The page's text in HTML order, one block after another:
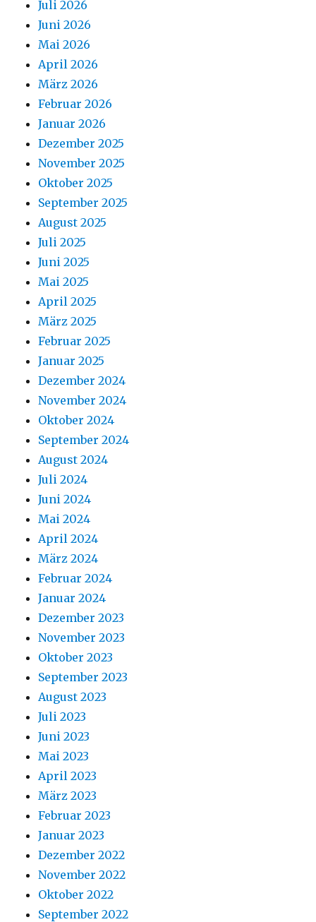
Juli 2026
Juni 2026
Mai 2026
April 2026
März 2026
Februar 2026
Januar 2026
Dezember 2025
November 2025
Oktober 2025
September 2025
August 2025
Juli 2025
Juni 2025
Mai 2025
April 2025
März 2025
Februar 2025
Januar 2025
Dezember 2024
November 2024
Oktober 2024
September 2024
August 2024
Juli 2024
Juni 2024
Mai 2024
April 2024
März 2024
Februar 2024
Januar 2024
Dezember 2023
November 2023
Oktober 2023
September 2023
August 2023
Juli 2023
Juni 2023
Mai 2023
April 2023
März 2023
Februar 2023
Januar 2023
Dezember 2022
November 2022
Oktober 2022
September 2022